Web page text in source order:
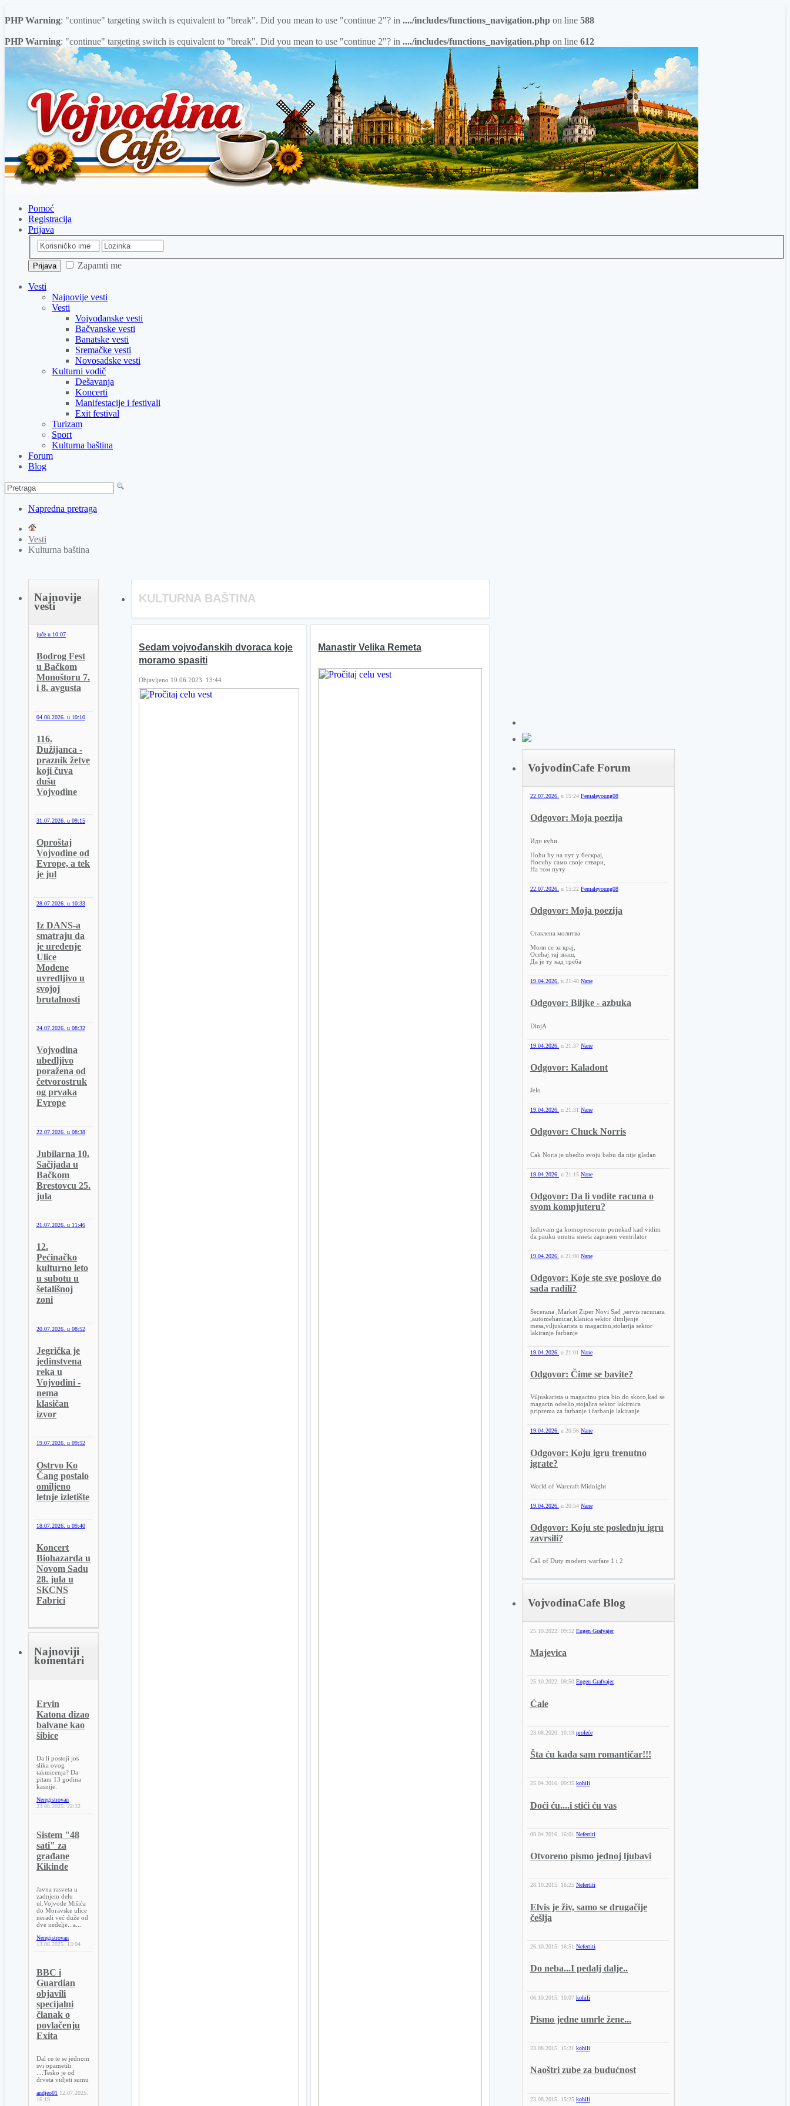
PHP Warning: "continue" targeting switch is equivalent to "break". Did you mean to use "continue 2"? in ..../includes/functions_navigation.php on line 588
PHP Warning: "continue" targeting switch is equivalent to "break". Did you mean to use "continue 2"? in ..../includes/functions_navigation.php on line 612
Pomoć
Registracija
Prijava
Zapamti me
Vesti
Najnovije vesti
Vesti
Vojvođanske vesti
Bačvanske vesti
Banatske vesti
Sremačke vesti
Novosadske vesti
Kulturni vodič
Dešavanja
Koncerti
Manifestacije i festivali
Exit festival
Turizam
Sport
Kulturna baština
Forum
Blog
Napredna pretraga
Vesti
Kulturna baština
Najnovije
vesti
juče u 10:07
Bodrog Fest
u Bačkom
Monoštoru 7.
i 8. avgusta
04.08.2026. u 10:10
116.
Dužijanca -
praznik žetve
koji čuva
dušu
Vojvodine
31.07.2026. u 09:15
Oproštaj
Vojvodine od
Evrope, a tek
je jul
28.07.2026. u 10:33
Iz DANS-a
smatraju da
je uređenje
Ulice
Modene
uvredljivo u
svojoj
brutalnosti
24.07.2026. u 08:32
Vojvodina
ubedljivo
poražena od
četvorostruk
og prvaka
Evrope
22.07.2026. u 08:38
Jubilarna 10.
Sačijada u
Bačkom
Brestovcu 25.
jula
21.07.2026. u 11:46
12.
Pećinačko
kulturno leto
u subotu u
šetališnoj
zoni
20.07.2026. u 08:52
Jegrička je
jedinstvena
reka u
Vojvodini -
nema
klasičan
izvor
19.07.2026. u 09:52
Ostrvo Ko
Čang postalo
omiljeno
letnje izletište
18.07.2026. u 09:40
Koncert
Biohazarda u
Novom Sadu
28. jula u
SKCNS
Fabrici
Najnoviji
komentari
Ervin
Katona dizao
balvane kao
šibice
Da li postoji jos
slika ovog
takmicenja? Da
pitam 13 godina
kasnije.
Neregistrovan
23.08.2025. 22:32
Sistem "48
sati" za
građane
Kikinde
Javna rasveta u
zadnjem delu
ul.Vojvode Mišića
do Moravske ulice
neradi već duže od
dve nedelje...a...
Neregistrovan
13.08.2025. 13:04
BBC i
Guardian
objavili
specijalni
članak o
povlačenju
Exita
Dal ce te se jednom
svi opametiti
....Tesko je od
drveta vidjeti sumu
andjeo01 12.07.2025.
16:19
KULTURNA BAŠTINA
Sedam vojvođanskih dvoraca koje
moramo spasiti
Objavljeno 19.06.2023. 13:44
Manastir Velika Remeta
VojvodinCafe Forum
22.07.2026. u 15:24 Femaleyoung08
Odgovor: Moja poezija
Иди кући
Поћи ћу на пут у бескрај,
Носићу само своје ствари,
На том путу
22.07.2026. u 15:22 Femaleyoung08
Odgovor: Moja poezija
Стаклена молитва
Моли се за крај,
Осећај тај знаш,
Да је ту кад треба
19.04.2026. u 21:48 Nane
Odgovor: Biljke - azbuka
DinjA
19.04.2026. u 21:37 Nane
Odgovor: Kaladont
Jelo
19.04.2026. u 21:31 Nane
Odgovor: Chuck Norris
Cak Noris je ubedio svoju babu da nije gladan
19.04.2026. u 21:15 Nane
Odgovor: Da li vodite racuna o
svom kompjuteru?
Izduvam ga komopresorom ponekad kad vidim
da pauku unutra smeta zaprasen ventrilator
19.04.2026. u 21:08 Nane
Odgovor: Koje ste sve poslove do
sada radili?
Secerana ,Market Ziper Novi Sad ,servis racunara
,automehanicar,klanica sektor dimljenje
mesa,viljuskarista u magacinu,stolarija sektor
lakiranje farbanje
19.04.2026. u 21:01 Nane
Odgovor: Čime se bavite?
Viljuskarista u magacinu pica bio do skoro,kad se
magacin odselio,stojalira sektor lakirnica
priprema za farbanje i farbanje lakiranje
19.04.2026. u 20:56 Nane
Odgovor: Koju igru trenutno
igrate?
World of Warcraft Midnight
19.04.2026. u 20:54 Nane
Odgovor: Koju ste poslednju igru
zavrsili?
Call of Duty modern warfare 1 i 2
VojvodinaCafe Blog
25.10.2022. 09:52 Eugen Grafvajer
Majevica
25.10.2022. 09:50 Eugen Grafvajer
Ćale
23.08.2020. 10:19 proleće
Šta ću kada sam romantičar!!!
25.04.2016. 09:35 kohili
Doći ću....i stići ću vas
09.04.2016. 16:01 Nefertiti
Otvoreno pismo jednoj ljubavi
28.10.2015. 16:25 Nefertiti
Elvis je živ, samo se drugačije
češlja
26.10.2015. 16:51 Nefertiti
Do neba...I pedalj dalje..
06.10.2015. 10:07 kohili
Pismo jedne umrle žene...
23.08.2015. 15:31 kohili
Naoštri zube za budućnost
23.08.2015. 15:25 kohili